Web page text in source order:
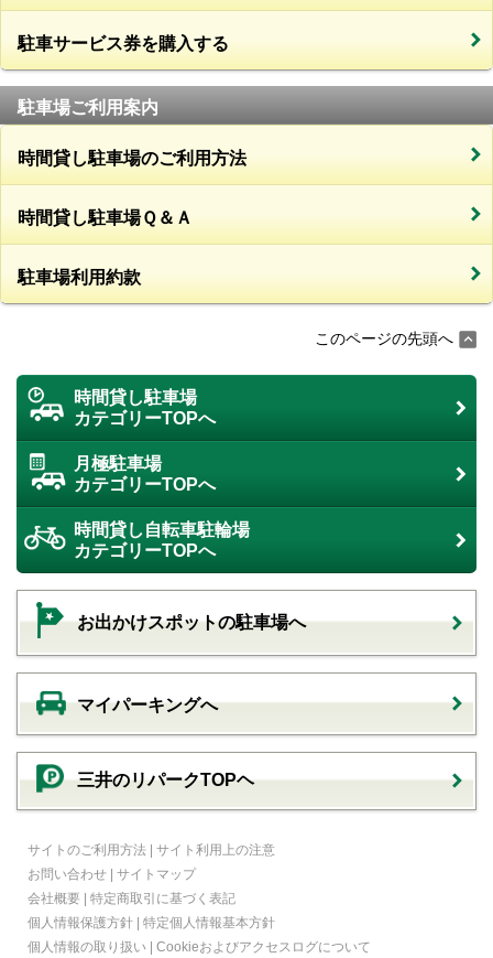
駐車サービス券を購入する
駐車場ご利用案内
時間貸し駐車場のご利用方法
時間貸し駐車場Ｑ＆Ａ
駐車場利用約款
このページの先頭へ
時間貸し駐車場
カテゴリーTOPへ
月極駐車場
カテゴリーTOPへ
時間貸し自転車駐輪場
カテゴリーTOPへ
お出かけスポットの駐車場へ
マイパーキングへ
三井のリパークTOPヘ
サイトのご利用方法 | サイト利用上の注意
お問い合わせ | サイトマップ
会社概要 | 特定商取引に基づく表記
個人情報保護方針 | 特定個人情報基本方針
個人情報の取り扱い | Cookieおよびアクセスログについて